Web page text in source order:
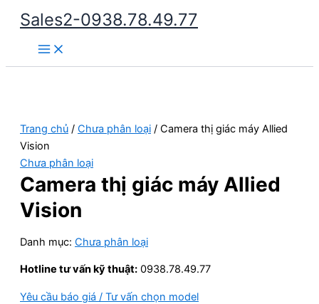
Nhảy
dung
Sales2-0938.78.49.77
Main
Menu
Trang chủ / Chưa phân loại / Camera thị giác máy Allied
Vision
Chưa phân loại
Camera thị giác máy Allied
Vision
Danh mục: Chưa phân loại
Hotline tư vấn kỹ thuật: 0938.78.49.77
Yêu cầu báo giá / Tư vấn chọn model